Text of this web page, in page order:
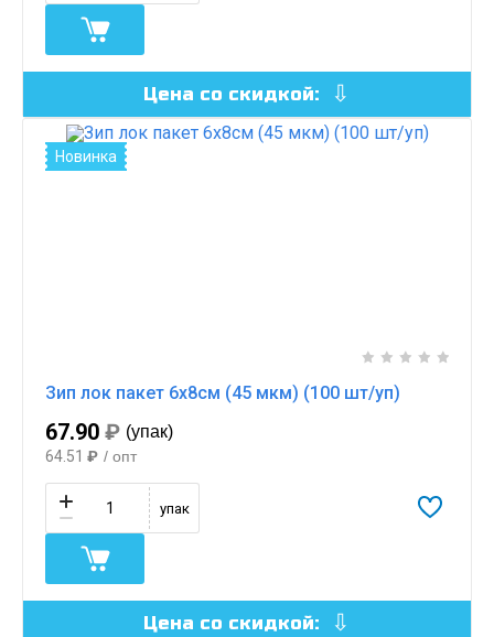
Цена со скидкой:
Новинка
Зип лок пакет 6х8см (45 мкм) (100 шт/уп)
67.90 ₽ (упак)
64.51 ₽ / опт
упак
Цена со скидкой: